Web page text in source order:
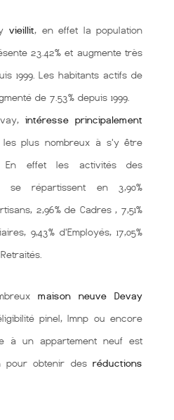
vieillit, en effet la population
23.42% et augmente très
1999. Les habitants actifs de
de 7.53% depuis 1999.
intéresse principalement
plus nombreux à s'y être
En effet les activités des
se répartissent en 3,90%
2,96% de Cadres , 7,51%
9,43% d'Employés, 17,05%
maison neuve Devay
pinel, lmnp ou encore
à un appartement neuf est
pour obtenir des réductions